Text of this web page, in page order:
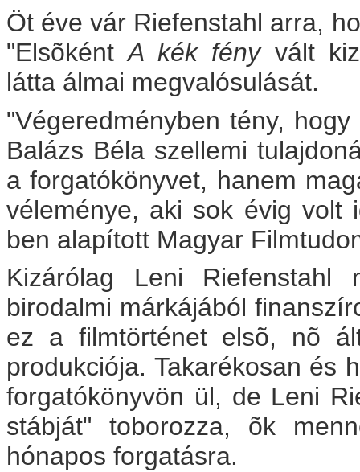
Öt éve vár Riefenstahl arra,
"ElsõkéntA kék fény vált
látta álmai megvalósulását.
"Végeredményben tény, hogy
Balázs Béla szellemi
a forgatókönyvet, hanem
véleménye, aki sok évig volt
ben alapított Magyar
Kizárólag Leni Riefenstahl
birodalmi márkájából
ez a filmtörténet elsõ, nõ
produkciója. Takarékosan és
forgatókönyvön ül, de Leni
stábját" toborozza, õk
hónapos forgatásra.